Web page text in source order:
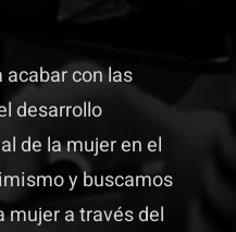
con las
desarrollo
de la mujer en el
y buscamos
mujer a través del